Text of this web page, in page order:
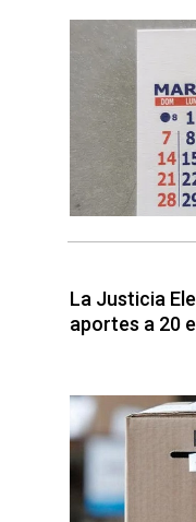
La Justicia
aportes a 20